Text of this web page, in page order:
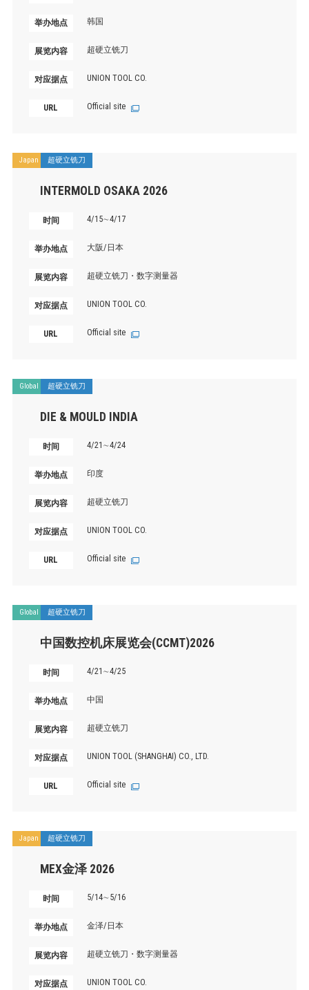
举办地点 韩国
展览内容 超硬立铣刀
对应据点 UNION TOOL CO.
URL Official site
Japan 超硬立铣刀
INTERMOLD OSAKA 2026
时间 4/15∼4/17
举办地点 大阪/日本
展览内容 超硬立铣刀・数字测量器
对应据点 UNION TOOL CO.
URL Official site
Global 超硬立铣刀
DIE & MOULD INDIA
时间 4/21∼4/24
举办地点 印度
展览内容 超硬立铣刀
对应据点 UNION TOOL CO.
URL Official site
Global 超硬立铣刀
中国数控机床展览会(CCMT)2026
时间 4/21∼4/25
举办地点 中国
展览内容 超硬立铣刀
对应据点 UNION TOOL (SHANGHAI) CO., LTD.
URL Official site
Japan 超硬立铣刀
MEX金泽 2026
时间 5/14∼5/16
举办地点 金泽/日本
展览内容 超硬立铣刀・数字测量器
对应据点 UNION TOOL CO.